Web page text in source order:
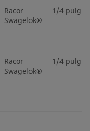
Racor
Swagelok®
1/4 pulg.
Racor
Swagelok®
1/4 pulg.